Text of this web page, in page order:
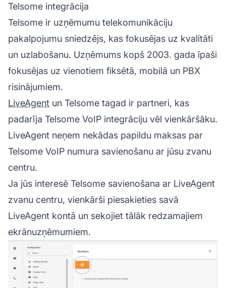
Telsome integrācija
Telsome ir uzņēmumu telekomunikāciju
pakalpojumu sniedzējs, kas fokusējas uz kvalitāti
un uzlabošanu. Uzņēmums kopš 2003. gada īpaši
fokusējas uz vienotiem fiksētā, mobilā un PBX
risinājumiem.
LiveAgent un Telsome tagad ir partneri, kas
padarīja Telsome VoIP integrāciju vēl vienkāršāku.
LiveAgent neņem nekādas papildu maksas par
Telsome VoIP numura savienošanu ar jūsu zvanu
centru.
Ja jūs interesē Telsome savienošana ar LiveAgent
zvanu centru, vienkārši piesakieties savā
LiveAgent kontā un sekojiet tālāk redzamajiem
ekrānuzņēmumiem.